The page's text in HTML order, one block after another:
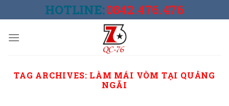
to
HOTLINE:0842.476.476
TAG ARCHIVES: LÀM MÁI VÒM TẠI QUẢNG
NGÃI